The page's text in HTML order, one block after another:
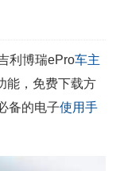
利博瑞ePro车主
能，免费下载方
备的电子使用手